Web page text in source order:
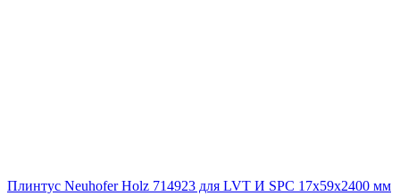
Плинтус Neuhofer Holz 714923 для LVT И SPC 17x59x2400 мм